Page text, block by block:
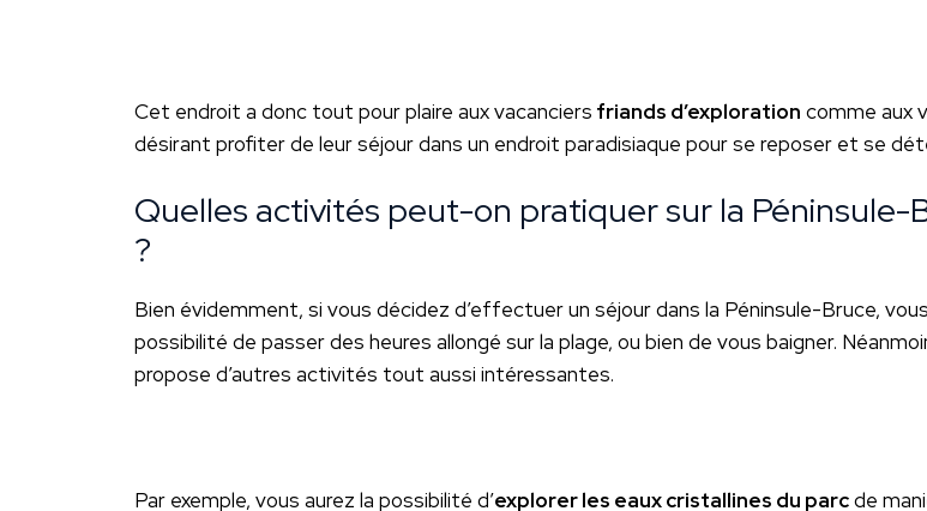
Cet endroit a donc tout pour plaire aux vacanciers friands d’exploration comme aux
désirant profiter de leur séjour dans un endroit paradisiaque pour se reposer et se
Quelles activités peut-on pratiquer sur la Péninsule-
?
Bien évidemment, si vous décidez d’effectuer un séjour dans la Péninsule-Bruce,
possibilité de passer des heures allongé sur la plage, ou bien de vous baigner.
propose d’autres activités tout aussi intéressantes.
Par exemple, vous aurez la possibilité d’explorer les eaux cristallines du parcde